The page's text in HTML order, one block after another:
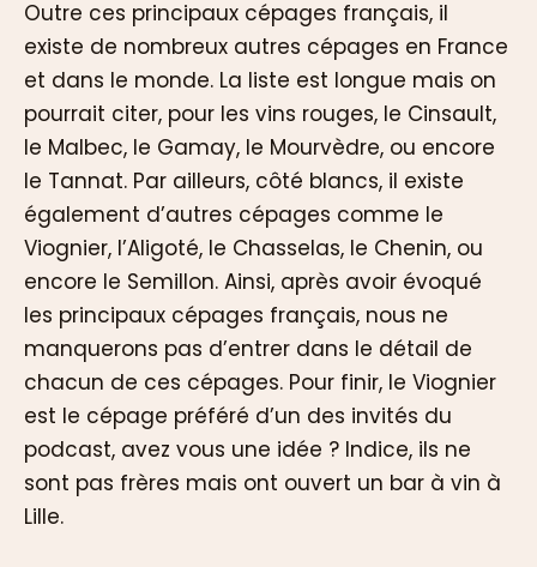
Outre ces principaux cépages français, il
existe de nombreux autres cépages en France
et dans le monde. La liste est longue mais on
pourrait citer, pour les vins rouges, le Cinsault,
le Malbec, le Gamay, le Mourvèdre, ou encore
le Tannat. Par ailleurs, côté blancs, il existe
également d’autres cépages comme le
Viognier, l’Aligoté, le Chasselas, le Chenin, ou
encore le Semillon. Ainsi, après avoir évoqué
les principaux cépages français, nous ne
manquerons pas d’entrer dans le détail de
chacun de ces cépages. Pour finir, le Viognier
est le cépage préféré d’un des invités du
podcast, avez vous une idée ? Indice, ils ne
sont pas frères mais ont ouvert un bar à vin à
Lille.